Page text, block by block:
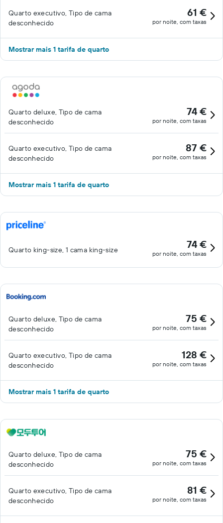
Quarto executivo, Tipo de cama
desconhecido
61 €
por noite, com taxas
Mostrar mais 1 tarifa de quarto
Quarto deluxe, Tipo de cama
desconhecido
74 €
por noite, com taxas
Quarto executivo, Tipo de cama
desconhecido
87 €
por noite, com taxas
Mostrar mais 1 tarifa de quarto
Quarto king-size, 1 cama king-size 74 €
por noite, com taxas
Quarto deluxe, Tipo de cama
desconhecido
75 €
por noite, com taxas
Quarto executivo, Tipo de cama
desconhecido
128 €
por noite, com taxas
Mostrar mais 1 tarifa de quarto
Quarto deluxe, Tipo de cama
desconhecido
75 €
por noite, com taxas
Quarto executivo, Tipo de cama
desconhecido
81 €
por noite, com taxas